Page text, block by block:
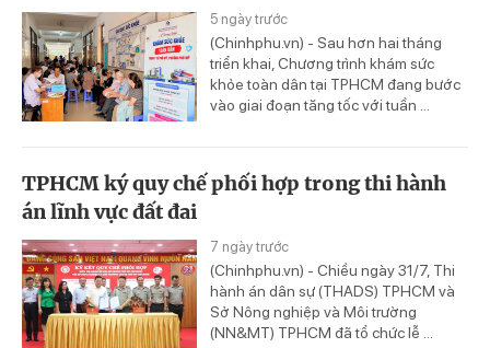
5 ngày trước
(Chinhphu.vn) - Sau hơn hai tháng
triển khai, Chương trình khám sức
khỏe toàn dân tại TPHCM đang bước
vào giai đoạn tăng tốc với tuần ...
TPHCM ký quy chế phối hợp trong thi hành
án lĩnh vực đất đai
7 ngày trước
(Chinhphu.vn) - Chiều ngày 31/7, Thi
hành án dân sự (THADS) TPHCM và
Sở Nông nghiệp và Môi trường
(NN&MT) TPHCM đã tổ chức lễ ...